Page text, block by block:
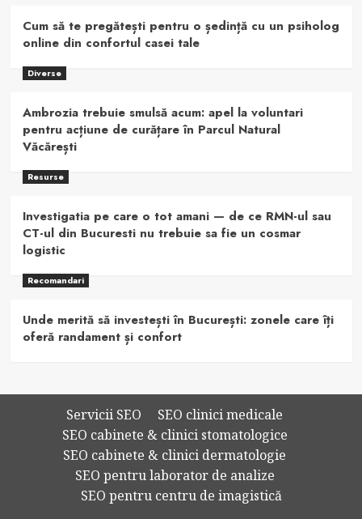
Cum să te pregătești pentru o ședință cu un psiholog
online din confortul casei tale
Diverse
Ambrozia trebuie smulsă acum: apel la voluntari
pentru acțiune de curățare în Parcul Natural
Văcărești
Resurse
Investigatia pe care o tot amani — de ce RMN-ul sau
CT-ul din Bucuresti nu trebuie sa fie un cosmar
logistic
Recomandari
Unde merită să investești în București: zonele care îți
oferă randament și confort
Servicii SEO
SEO clinici medicale
SEO cabinete & clinici stomatologice
SEO cabinete & clinici dermatologie
SEO pentru laborator de analize
SEO pentru centru de imagistică